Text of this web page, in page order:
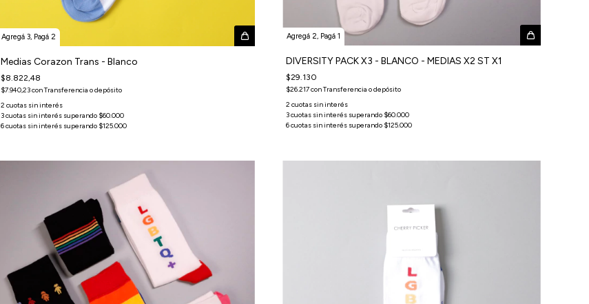
Agregá 3, Pagá 2
Medias Corazon Trans - Blanco
$8.822,48
$7.940,23conTransferencia o depósito
Agregá 2, Pagá 1
DIVERSITY PACK X3 - BLANCO - MEDIAS X2 ST X1
$29.130
$26.217conTransferencia o depósito